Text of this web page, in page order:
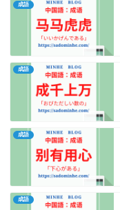
成語
成語
成語
成語